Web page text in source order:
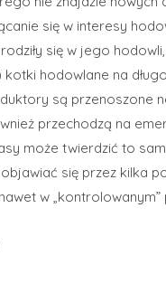
się w interesy
się w jego
hodowlane na
są przenoszone
przechodzą na
może twierdzić to
się przez kilka
w